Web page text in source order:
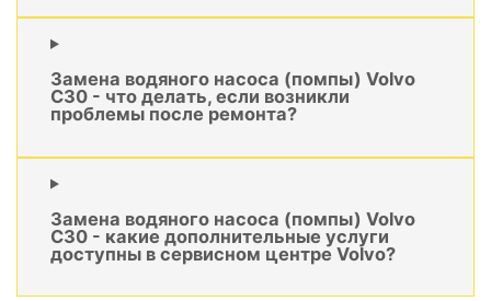
Замена водяного насоса (помпы) Volvo
C30 - что делать, если возникли
проблемы после ремонта?
Замена водяного насоса (помпы) Volvo
C30 - какие дополнительные услуги
доступны в сервисном центре Volvo?